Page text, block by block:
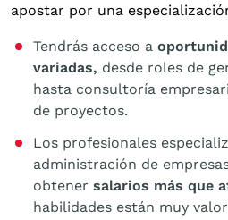
apostar por una
Tendrás acceso a
variadas, desde roles de
hasta consultoría
de proyectos.
Los profesionales
administración de
obtener salarios más que
habilidades están muy